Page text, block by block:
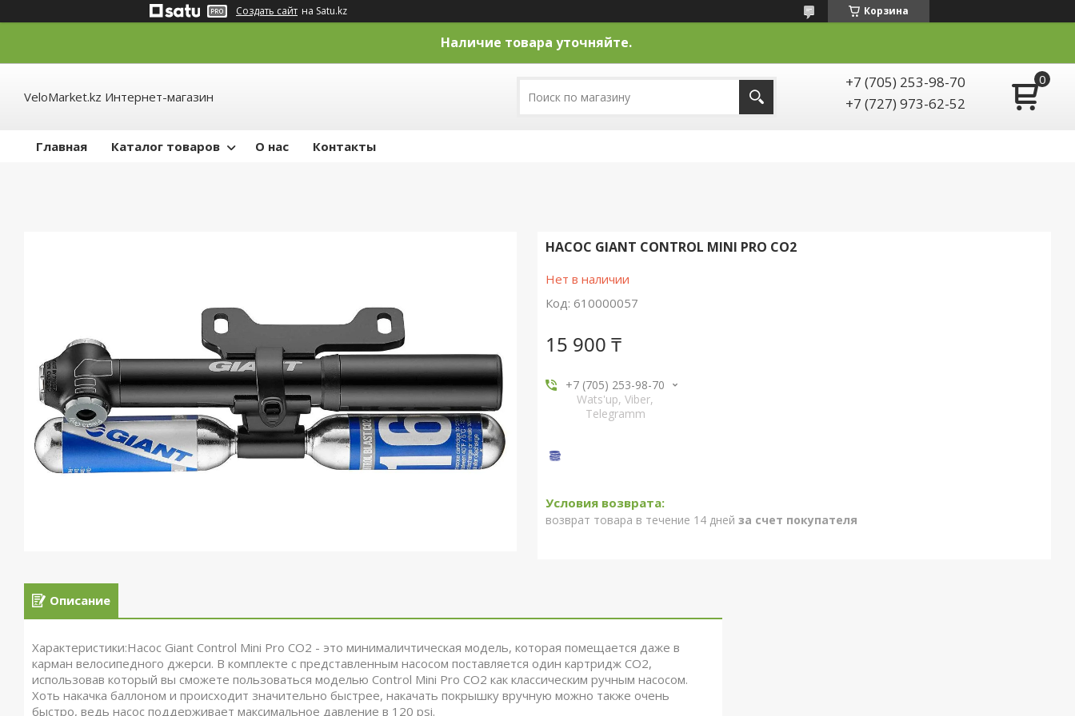
Создать сайт на Satu.kz Корзина
Наличие товара уточняйте.
VeloMarket.kz Интернет-магазин
+7 (705) 253-98-70
+7 (727) 973-62-52
Главная Каталог товаров О нас Контакты
НАСОС GIANT CONTROL MINI PRO CO2
Нет в наличии
Код: 610000057
15 900 ₸
+7 (705) 253-98-70
Wats'up, Viber,
Telegramm
возврат товара в течение 14 дней за счет покупателя
Описание
Характеристики:Насос Giant Control Mini Pro CO2 - это минималичтическая модель, которая помещается даже в
карман велосипедного джерси. В комплекте с представленным насосом поставляется один картридж СО2,
использовав который вы сможете пользоваться моделью Control Mini Pro CO2 как классическим ручным насосом.
Хоть накачка баллоном и происходит значительно быстрее, накачать покрышку вручную можно также очень
быстро, ведь насос поддерживает максимальное давление в 120 psi.